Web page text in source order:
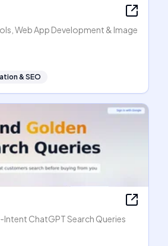
Web App Development & Image
& SEO
ChatGPT Search Queries